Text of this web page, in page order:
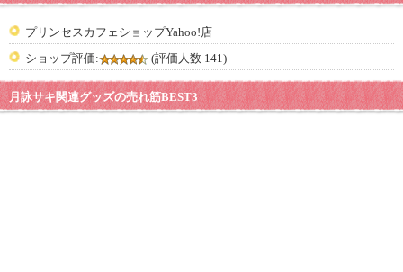
プリンセスカフェショップYahoo!店
ショップ評価:
(評価人数 141)
月詠サキ関連グッズの売れ筋BEST3